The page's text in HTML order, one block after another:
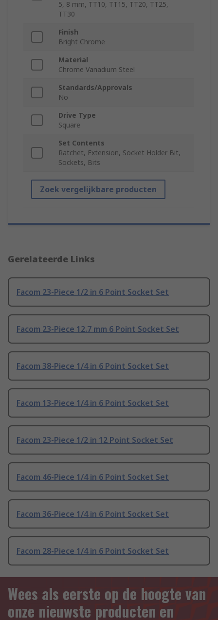
5, 8 mm, TT10, TT15, TT20, TT25,
TT30
Finish
Bright Chrome
Material
Chrome Vanadium Steel
Standards/Approvals
No
Drive Type
Square
Set Contents
Ratchet, Extension, Socket Holder Bit,
Sockets, Bits
Zoek vergelijkbare producten
Gerelateerde Links
Facom 23-Piece 1/2 in 6 Point Socket Set
Facom 23-Piece 12.7 mm 6 Point Socket Set
Facom 38-Piece 1/4 in 6 Point Socket Set
Facom 13-Piece 1/4 in 6 Point Socket Set
Facom 23-Piece 1/2 in 12 Point Socket Set
Facom 46-Piece 1/4 in 6 Point Socket Set
Facom 36-Piece 1/4 in 6 Point Socket Set
Facom 28-Piece 1/4 in 6 Point Socket Set
Wees als eerste op de hoogte van
onze nieuwste producten en